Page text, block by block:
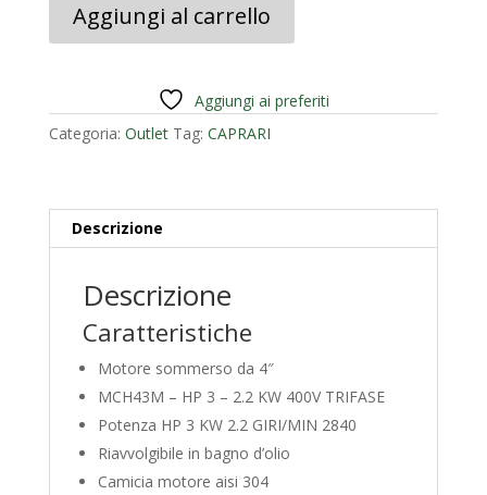
SOMMERSO
3
Aggiungi al carrello
Aggiungi ai preferiti
Categoria: Outlet Tag: CAPRARI
Descrizione
Descrizione
Caratteristiche
Motore sommerso da 4″
MCH43M – HP 3 – 2.2 KW 400V TRIFASE
Potenza HP 3 KW 2.2 GIRI/MIN 2840
Riavvolgibile in bagno d’olio
Camicia motore aisi 304